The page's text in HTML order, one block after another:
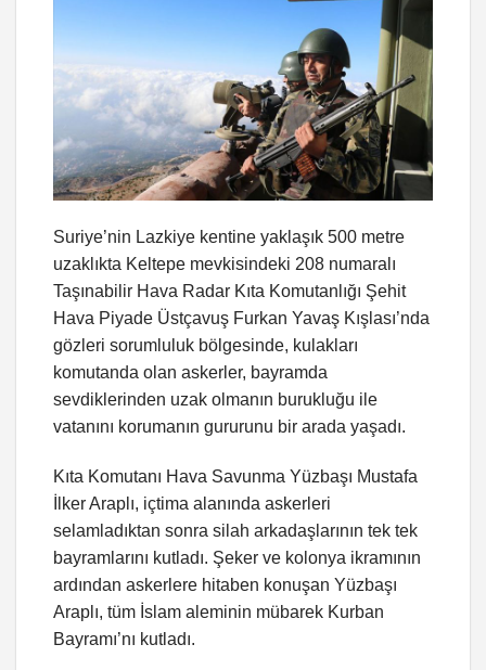
Suriye’nin Lazkiye kentine yaklaşık 500 metre
uzaklıkta Keltepe mevkisindeki 208 numaralı
Taşınabilir Hava Radar Kıta Komutanlığı Şehit
Hava Piyade Üstçavuş Furkan Yavaş Kışlası’nda
gözleri sorumluluk bölgesinde, kulakları
komutanda olan askerler, bayramda
sevdiklerinden uzak olmanın burukluğu ile
vatanını korumanın gururunu bir arada yaşadı.
Kıta Komutanı Hava Savunma Yüzbaşı Mustafa
İlker Araplı, içtima alanında askerleri
selamladıktan sonra silah arkadaşlarının tek tek
bayramlarını kutladı. Şeker ve kolonya ikramının
ardından askerlere hitaben konuşan Yüzbaşı
Araplı, tüm İslam aleminin mübarek Kurban
Bayramı’nı kutladı.